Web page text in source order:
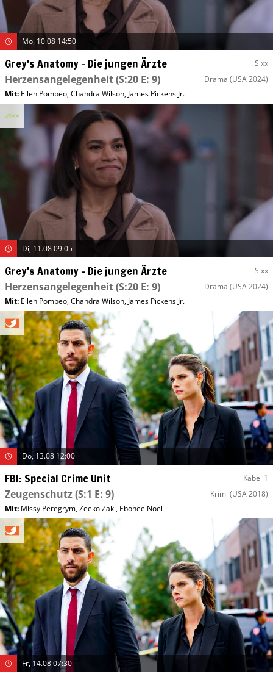
Mo, 10.08 14:50
Grey's Anatomy – Die jungen Ärzte Sixx
Herzensangelegenheit(S:20 E: 9) Drama (USA 2024)
Mit: Ellen Pompeo,Chandra Wilson, James Pickens Jr.
Di, 11.08 09:05
Grey's Anatomy – Die jungen Ärzte Sixx
Herzensangelegenheit(S:20 E: 9) Drama (USA 2024)
Mit: Ellen Pompeo,Chandra Wilson, James Pickens Jr.
Do, 13.08 12:00
FBI: Special Crime Unit Kabel 1
Zeugenschutz(S:1 E: 9) Krimi (USA 2018)
Mit: Missy Peregrym,Zeeko Zaki, Ebonee Noel
Fr, 14.08 07:30